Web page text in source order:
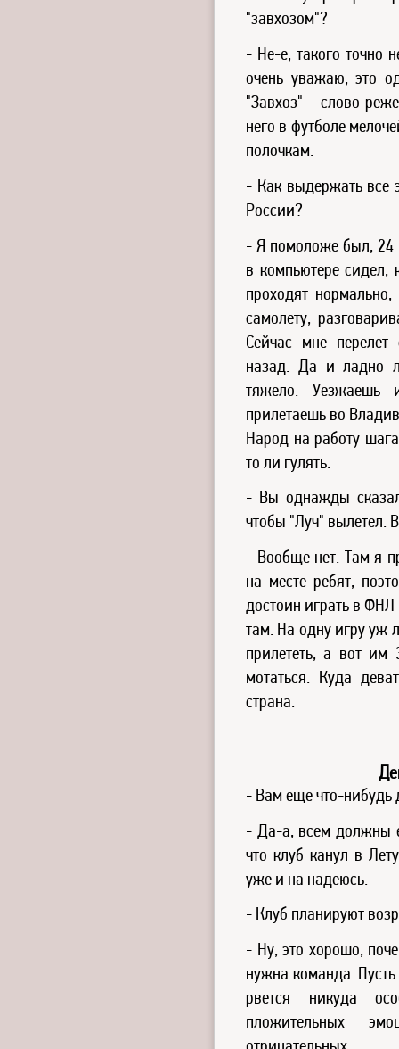
"завхозом"?
- Не-е, такого точно
очень уважаю, это
"Завхоз" - слово
него в футболе
полочкам.
- Как выдержать все
России?
- Я помоложе был, 24
в компьютере сидел,
проходят
самолету,
Сейчас мне
назад. Да и ладно
тяжело.
прилетаешь во
Народ на работу
то ли гулять.
- Вы однажды
чтобы "Луч" вылетел.
- Вообще нет. Там я
на месте ребят,
достоин играть в
там. На одну игру уж
прилететь, а вот им
мотаться. Куда
страна.
- Вам еще что-нибудь
- Да-а, всем должны
что клуб канул в
уже и на надеюсь.
- Клуб планируют
- Ну, это хорошо,
нужна команда. Пусть
рвется никуда
пложительных